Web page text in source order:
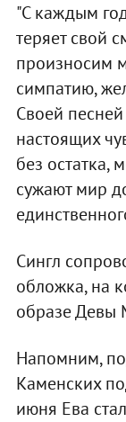
"С каждым
теряет свой
произносим
симпатию,
Своей
настоящих
без остатка,
сужают мир
Сингл
обложка, на
образе Девы
Напомним,
Каменских
июня Ева